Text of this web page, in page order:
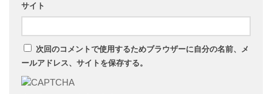
サイト
次回のコメントで使用するためブラウザーに自分の名前、メ
ールアドレス、サイトを保存する。